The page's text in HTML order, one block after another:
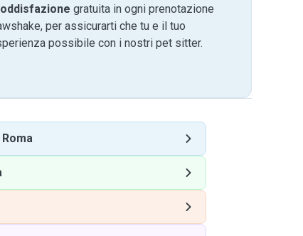
gratuita in ogni prenotazione
per assicurarti che tu e il tuo
possibile con i nostri pet sitter.
Roma